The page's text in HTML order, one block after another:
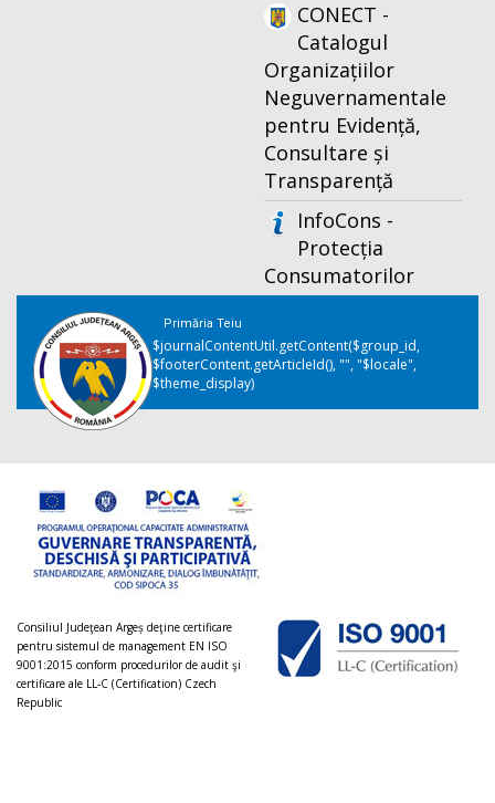
CONECT -
Catalogul
Organizațiilor
Neguvernamentale
pentru Evidență,
Consultare și
Transparență
InfoCons -
Protecția
Consumatorilor
Primăria Teiu
$journalContentUtil.getContent($group_id,
$footerContent.getArticleId(), "", "$locale",
$theme_display)
Consiliul Judeţean Argeș deţine certificare
pentru sistemul de management EN ISO
9001:2015 conform procedurilor de audit şi
certificare ale LL-C (Certification) Czech
Republic